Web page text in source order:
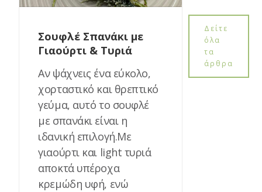
Σουφλέ Σπανάκι με
Γιαούρτι & Τυριά
Αν ψάχνεις ένα εύκολο,
χορταστικό και θρεπτικό
γεύμα, αυτό το σουφλέ
με σπανάκι είναι η
ιδανική επιλογή.Με
γιαούρτι και light τυριά
αποκτά υπέροχα
κρεμώδη υφή, ενώ
Δείτε
όλα
τα
άρθρα